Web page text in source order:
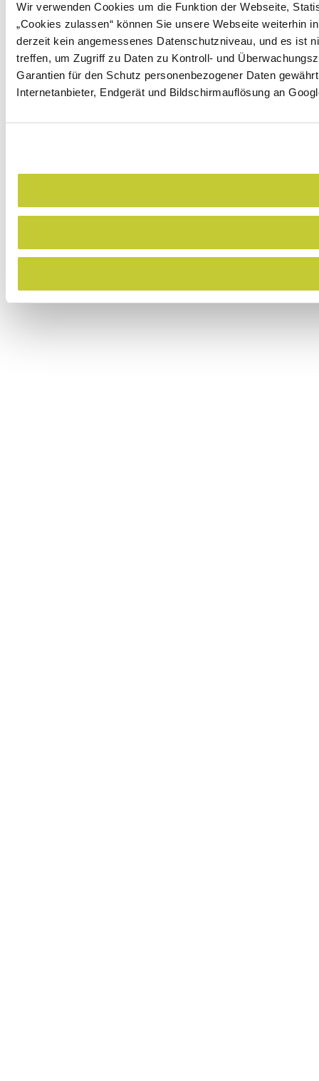
Wir verwenden Cookies um die Funktion der Webseite,
„Cookies zulassen“ können Sie unsere Webseite weiterhin
derzeit kein angemessenes Datenschutzniveau, und es ist
treffen, um Zugriff zu Daten zu Kontroll- und
Garantien für den Schutz personenbezogener Daten
Internetanbieter, Endgerät und Bildschirmauflösung an